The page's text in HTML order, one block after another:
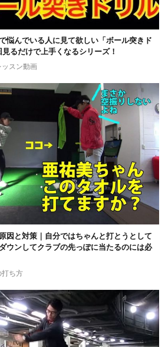
悩んでいる人に見て欲しい「ボール突きド
るだけで上手くなるシリーズ！
ッスン動画
因と対策｜自分ではちゃんと打とうとして
ウンしてクラブの先っぽに当たるのには必
打ち方